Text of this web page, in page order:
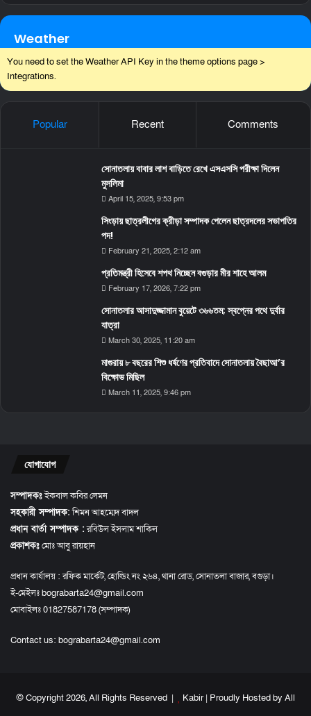
Weather
You need to set the Weather API Key in the theme options page >
Integrations.
Popular Recent Comments
সোনাতলায় বাবার লাশ বাড়িতে রেখে এসএসসি পরীক্ষা দিলেন
মুসলিমা
April 15, 2025, 9:53 pm
সিংড়ায় ছাত্রলীগের ক্রীড়া সম্পাদক পেলেন ছাত্রদলের সভাপতির
পদ!
February 21, 2025, 2:12 am
প্রতিমন্ত্রী হিসেবে শপথ নিচ্ছেন বগুড়ার মীর শাহে আলম
February 17, 2026, 7:22 pm
সোনাতলার আসাদুজ্জামান বুয়েটে ৩৬৬তম; স্বপ্নের পথে দুর্বার
যাত্রা
March 30, 2025, 11:20 am
মাগুরায় ৮ বছরের শিশু ধর্ষণের প্রতিবাদে সোনাতলায় বৈছাআ’র
বিক্ষোভ মিছিল
March 11, 2025, 9:46 pm
যোগাযোগ
সম্পাদকঃইকবাল কবির লেমন
সহকারী সম্পাদক:শিমন আহম্মেদ বাদল
প্রধান বার্তা সম্পাদক :রবিউল ইসলাম শাকিল
প্রকাশকঃমোঃ আবু রায়হান
প্রধান কার্যালয় : রফিক মার্কেট, হোল্ডিং নং ২৬৪, থানা রোড, সোনাতলা বাজার, বগুড়া।
ই-মেইলঃ bograbarta24@gmail.com
মোবাইলঃ 01827587178 (সম্পাদক)
Contact us: bograbarta24@gmail.com
© Copyright 2026, All Rights Reserved | Kabir| Proudly Hosted by All